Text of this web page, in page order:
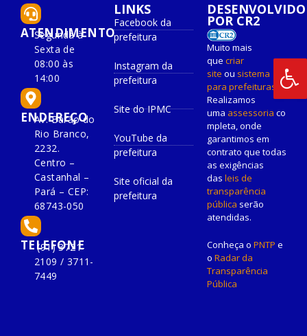
ATENDIMENTO
Segunda à
Sexta de
08:00 às
14:00
ENDEREÇO
Av. Barão do
Rio Branco,
2232.
Centro –
Castanhal –
Pará – CEP:
68743-050
TELEFONE
(91) 3721-
2109 / 3711-
7449
LINKS
Facebook da
prefeitura
Instagram da
prefeitura
Site do IPMC
YouTube da
prefeitura
Site oficial da
prefeitura
DESENVOLVIDO
POR CR2
Muito mais
que criar
site ou sistema
para prefeituras
Realizamos
uma assessoria co
mpleta, onde
garantimos em
contrato que todas
as exigências
das leis de
transparência
pública serão
atendidas.
Conheça o PNTP e
o Radar da
Transparência
Pública